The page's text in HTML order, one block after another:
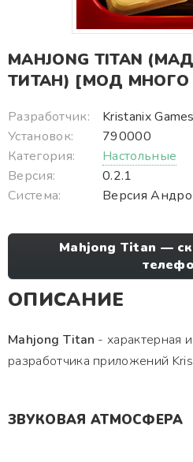
MAHJONG TITAN
ТИТАН) [МОД МНОГО
Разработчик:
Kristanix Games
Установок:
790000
Категория:
Настольные
Версия:
0.2.1
Система:
Версия
Mahjong Titan —
ОПИСАНИЕ
Mahjong Titan - характерная
разработчика приложений
ЗВУКОВАЯ АТМОСФЕРА